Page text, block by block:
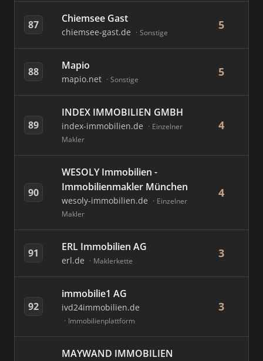
87 Chiemsee Gast
chiemsee-gast.de Sonstige
5
88 Mapio
mapio.net Sonstige
5
89
INDEX IMMOBILIEN GMBH
index-immobilien.de
Einzelner
Makler
4
90
WESOLY Immobilien -
Immobilienmakler München
wesoly-immobilien.de
Einzelner
Makler
4
91 ERL Immobilien AG
erl.de Maklerkette
3
92
immobilie1 AG
ivd24immobilien.de
Immobilienplattform
3
MAYWAND IMMOBILIEN